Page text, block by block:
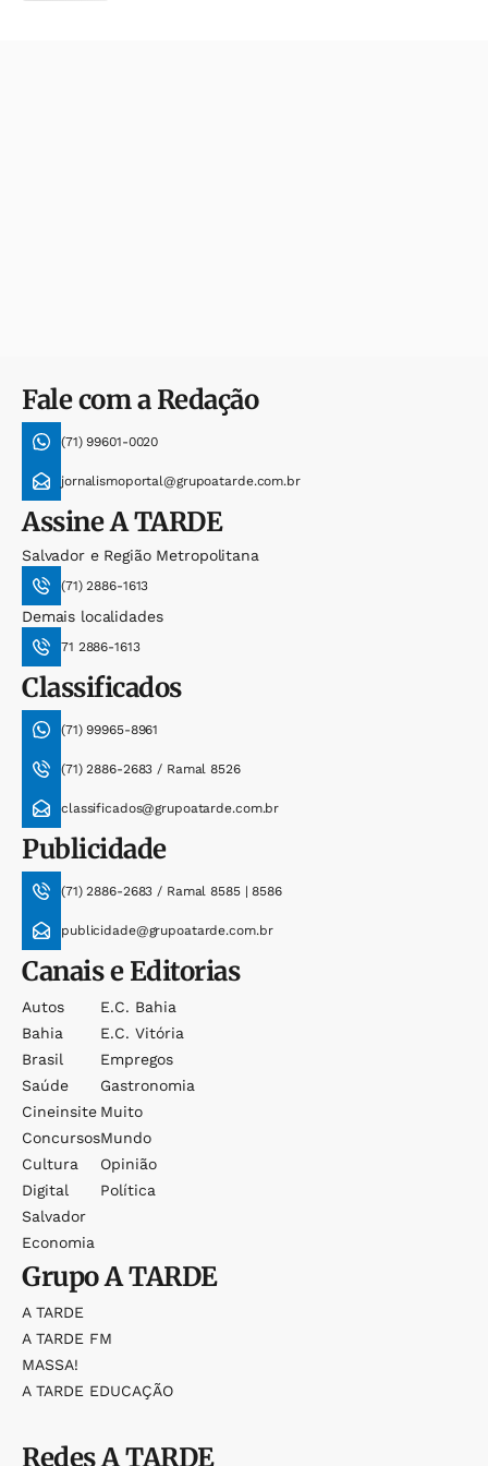
Fale com a Redação
(71) 99601-0020
jornalismoportal@grupoatarde.com.br
AssineA TARDE
Salvador e Região Metropolitana
(71) 2886-1613
Demais localidades
71 2886-1613
Classificados
(71) 99965-8961
(71) 2886-2683 / Ramal 8526
classificados@grupoatarde.com.br
Publicidade
(71) 2886-2683 / Ramal 8585 | 8586
publicidade@grupoatarde.com.br
Canais e Editorias
Autos
Bahia
Brasil
Saúde
Cineinsite
Concursos
Cultura
Digital
Salvador
Economia
E.c. Bahia
E.c. Vitória
Empregos
Gastronomia
Muito
Mundo
Opinião
Política
GrupoA TARDE
A TARDE
A TARDE FM
MASSA!
A TARDE EDUCAÇÃO
RedesA TARDE